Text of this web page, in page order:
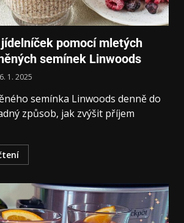
pomocí mletých
semínek Linwoods
6. 1. 2025
semínka Linwoods denně do
způsob, jak zvýšit příjem